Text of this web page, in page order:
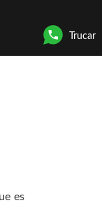
Trucar
es